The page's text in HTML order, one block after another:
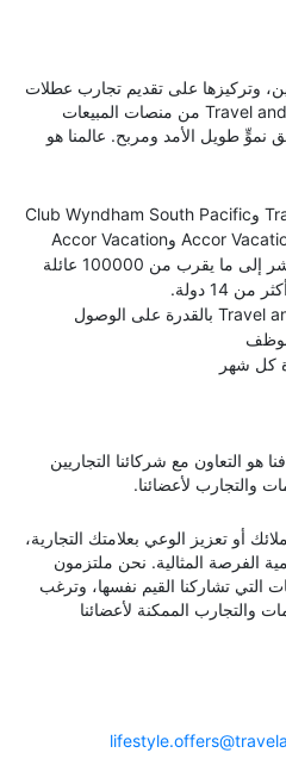
وتركيزها على تقديم تجارب عطلات
رائعة، تستفيد Travel and Leisure Australia من منصات المبيعات
نموٍّ طويل الأمد ومربح. عالمنا هو
تتمتع Travel and Leisure Australia وClub Wyndham South Pacific
وClub Wyndham Asia وAccor Vacation Club وAccor Vacation
تتمتع شركة Travel and Leisure Australia بالقدرة على الوصول
هو التعاون مع شركائنا التجاريين
والتجارب لأعضائنا.
أو تعزيز الوعي بعلامتك التجارية،
الفرصة المثالية. نحن ملتزمون
التي تشاركنا القيم نفسها، وترغب
والتجارب الممكنة لأعضائنا